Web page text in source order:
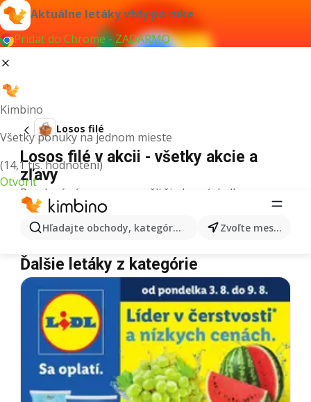
Aktuálne letáky vždy po ruke
Pridať do Chrome - ZADARMO
Kimbino
Všetky ponuky na jednom mieste
(14,1 tis. hodnotení)
Otvoriť
Hľadajte obchody, kategórie, produkty... Zvoľte mesto
Losos filé
Losos filé v akcii - všetky akcie a
zľavy
Pre daný výraz sme nenašli žiadne výsledky.
Losos filé v akcii - Kde kúpiť?
Tesco Losos filé Lidl Losos filé Kaufland
Ďalšie letáky z kategórie